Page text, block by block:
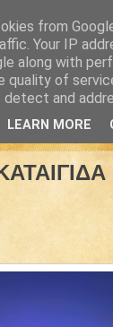
from
Your IP
along with
quality of
and
LEARN MORE